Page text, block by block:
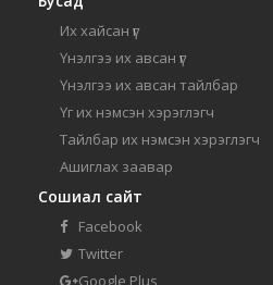
Их хайсан үг
Үнэлгээ их авсан үг
Үнэлгээ их авсан тайлбар
Үг их нэмсэн хэрэглэгч
Тайлбар их нэмсэн хэрэглэгч
Ашиглах заавар
Сошиал сайт
Facebook
Twitter
Google Plus